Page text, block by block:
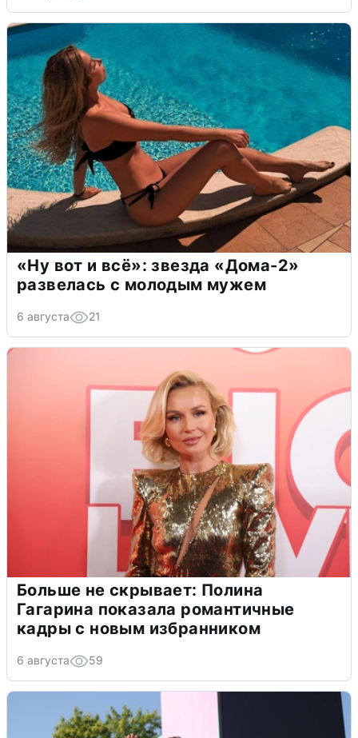
«Ну вот и всё»: звезда «Дома-2»
развелась с молодым мужем
6 августа 21
Больше не скрывает: Полина
Гагарина показала романтичные
кадры с новым избранником
6 августа 59